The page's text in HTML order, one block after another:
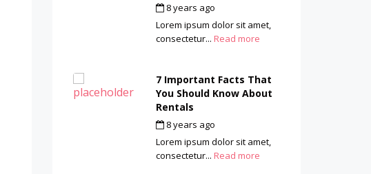
8 years ago
Lorem ipsum dolor sit amet,
consectetur... Read more
7 Important Facts That
You Should Know About
Rentals
8 years ago
Lorem ipsum dolor sit amet,
consectetur... Read more